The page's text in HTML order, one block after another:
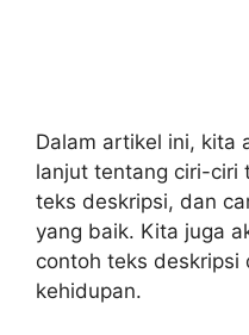
Dalam artikel ini, kita
lanjut tentang ciri-ciri
teks deskripsi, dan
yang baik. Kita juga
contoh teks
kehidupan.